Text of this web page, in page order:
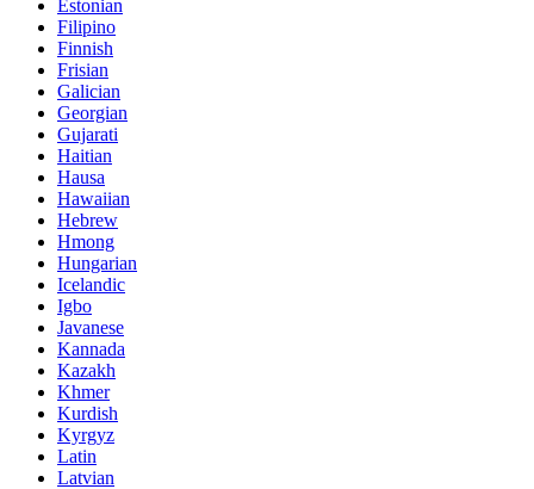
Estonian
Filipino
Finnish
Frisian
Galician
Georgian
Gujarati
Haitian
Hausa
Hawaiian
Hebrew
Hmong
Hungarian
Icelandic
Igbo
Javanese
Kannada
Kazakh
Khmer
Kurdish
Kyrgyz
Latin
Latvian